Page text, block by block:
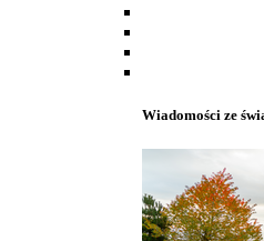
Wiadomości ze